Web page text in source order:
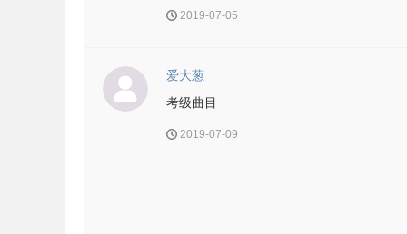
2019-07-05
爱大葱
考级曲目
2019-07-09